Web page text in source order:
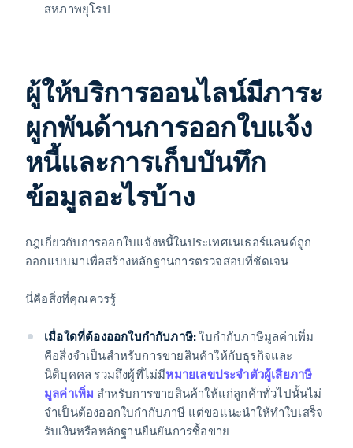
สหภาพยุโรป
ผู้ให้บริการออนไลน์มีภาระ
ผูกพันด้านการออกใบแจ้ง
หนี้และการเก็บบันทึก
ข้อมูลอะไรบ้าง
กฎเกี่ยวกับการออกใบแจ้งหนี้ในประเทศเนเธอร์แลนด์ถูก
ออกแบบมาเพื่อสร้างหลักฐานการตรวจสอบที่ชัดเจน
นี่คือสิ่งที่คุณควรรู้
เมื่อใดที่ต้องออกใบกำกับภาษี:ใบกำกับภาษีมูลค่าเพิ่ม
คือสิ่งจำเป็นสำหรับการขายสินค้าให้กับธุรกิจและ
นิติบุคคล รวมถึงผู้ที่ไม่มีหมายเลขประจำตัวผู้เสียภาษี
มูลค่าเพิ่ม สำหรับการขายสินค้าให้แก่ลูกค้าทั่วไปนั้นไม่
จำเป็นต้องออกใบกำกับภาษี แต่ขอแนะนำให้ทำใบเสร็จ
รับเงินหรือหลักฐานยืนยันการซื้อขาย